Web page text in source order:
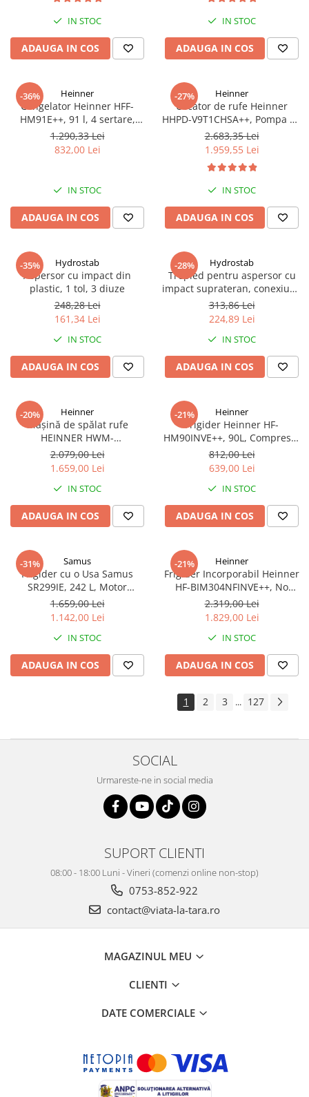
IN STOC
ADAUGA IN COS
IN STOC
ADAUGA IN COS
-36% Heinner
Congelator Heinner HFF-
HM91E++, 91 l, 4 sertare,
Clasa E, Control mecanic, H 85
cm, Alb
1.290,33 Lei
832,00 Lei
IN STOC
ADAUGA IN COS
-27% Heinner
Uscator de rufe Heinner
HHPD-V9T1CHSA++, Pompa de
caldura, 9 kg, Clasa A++,
Functie Anti-sifonare, Argintiu
2.683,35 Lei
1.959,55 Lei
IN STOC
ADAUGA IN COS
-35% Hydrostab
Aspersor cu impact din
plastic, 1 tol, 3 diuze
248,28 Lei
161,34 Lei
IN STOC
ADAUGA IN COS
-28% Hydrostab
Trepied pentru aspersor cu
impact suprateran, conexiune
cm
313,86 Lei
224,89 Lei
IN STOC
ADAUGA IN COS
-20% Heinner
Mașină de spălat rufe
HEINNER HWM-
HME1014IVA10+++, 10 kg,
1400 rpm, Motor Inverter, 15
programe, Panou Digital,
Funcție Adăugare haine, Alb
2.079,00 Lei
1.659,00 Lei
IN STOC
ADAUGA IN COS
-21% Heinner
Frigider Heinner HF-
HM90INVE++, 90L, Compresor
Inverter, Clasa E, Ușă
Reversibilă, Termostat
Reglabil, Alb
812,00 Lei
639,00 Lei
IN STOC
ADAUGA IN COS
-31% Samus
Frigider cu o Usa Samus
SR299IE, 242 L, Motor
Inverter, Clasa E, Dezghetare
Automata, 5 Rafturi din Sticla,
Alb
1.659,00 Lei
1.142,00 Lei
IN STOC
ADAUGA IN COS
-21% Heinner
Frigider Incorporabil Heinner
HF-BIM304NFINVE++, No
Frost, Compresor Inverter, 304
L, Clasa E, Control Electronic,
Super Racire
2.319,00 Lei
1.829,00 Lei
IN STOC
ADAUGA IN COS
1 2 3 ... 127
SOCIAL
Urmareste-ne in social media
SUPORT CLIENTI
08:00 - 18:00 Luni - Vineri (comenzi online non-stop)
0753-852-922
contact@viata-la-tara.ro
MAGAZINUL MEU
CLIENTI
DATE COMERCIALE